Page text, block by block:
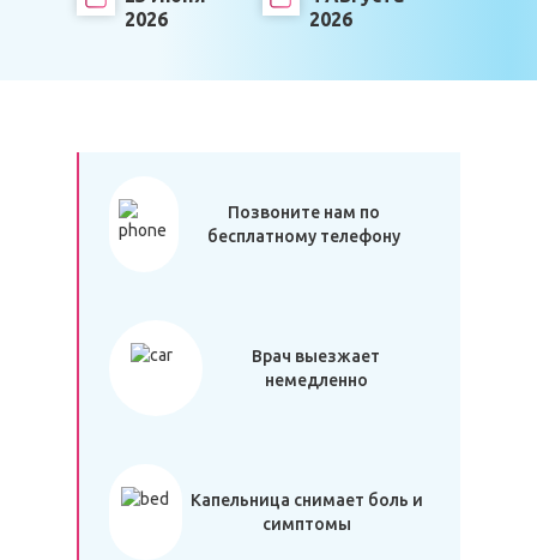
2026
2026
Позвоните нам по
бесплатному телефону
Врач выезжает
немедленно
Капельница снимает боль и
симптомы